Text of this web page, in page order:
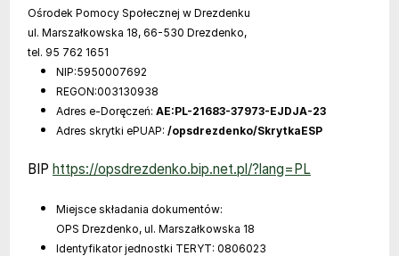
Strona główna
Ośrodek Pomocy Społecznej w Drezdenku
ul. Marszałkowska 18, 66-530 Drezdenko,
tel. 95 762 1651
NIP:5950007692
REGON:003130938
Adres e-Doręczeń: AE:PL-21683-37973-EJDJA-23
Adres skrytki ePUAP: /opsdrezdenko/SkrytkaESP
BIP https://opsdrezdenko.bip.net.pl/?lang=PL
Miejsce składania dokumentów:
OPS Drezdenko, ul. Marszałkowska 18
Identyfikator jednostki TERYT: 0806023